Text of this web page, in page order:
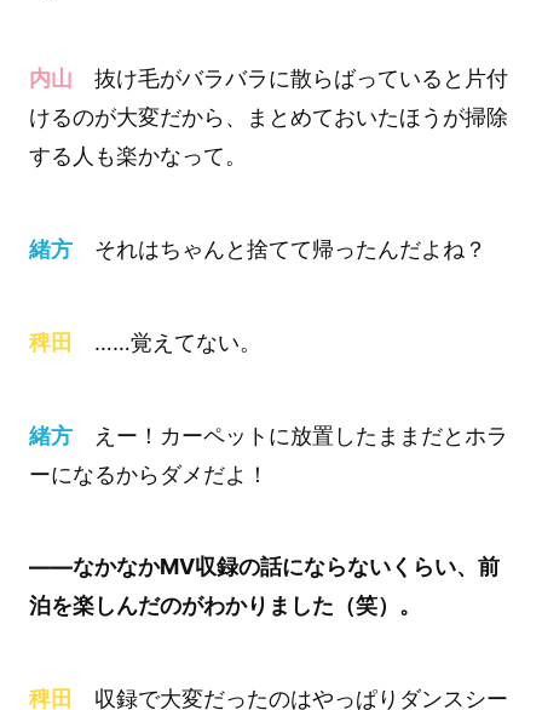
内山 抜け毛がバラバラに散らばっていると片付
けるのが大変だから、まとめておいたほうが掃除
する人も楽かなって。
緒方それはちゃんと捨てて帰ったんだよね？
稗田 ……覚えてない。
緒方えー！カーペットに放置したままだとホラ
ーになるからダメだよ！
――なかなかMV収録の話にならないくらい、前
泊を楽しんだのがわかりました（笑）。
稗田 収録で大変だったのはやっぱりダンスシー